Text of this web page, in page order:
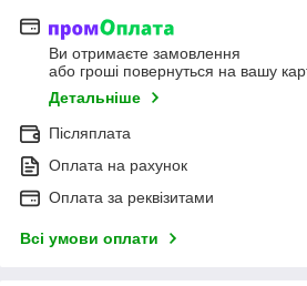
Ви отримаєте замовлення
або гроші повернуться на вашу
Детальніше
Післяплата
Оплата на рахунок
Оплата за реквізитами
Всі умови оплати